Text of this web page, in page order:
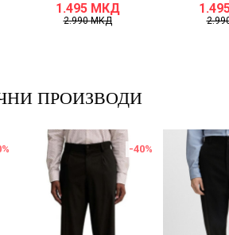
1.495 МКД
2.990МКД
ПРОИЗВОДИ
% -40%